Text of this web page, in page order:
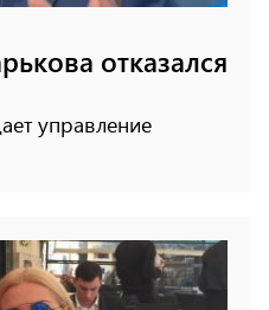
отказался
управление